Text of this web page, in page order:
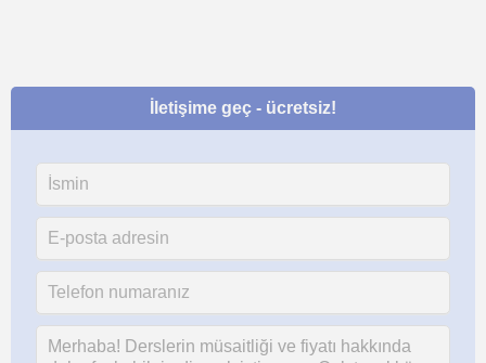
İletişime geç - ücretsiz!